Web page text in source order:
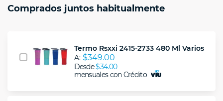
Comprados juntos habitualmente
Termo Rsxxi 2415-2733 480 Ml Varios
A: $349.00
Desde$34.00
mensuales con Crédito